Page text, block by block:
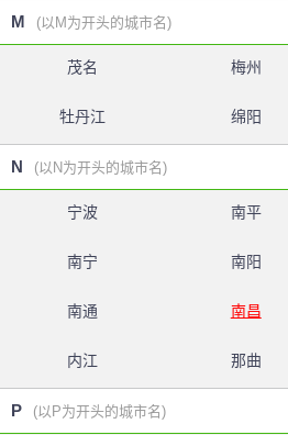
M (以M为开头的城市名)
茂名 梅州
牡丹江 绵阳
N (以N为开头的城市名)
宁波 南平
南宁 南阳
南通 南昌
内江 那曲
P (以P为开头的城市名)